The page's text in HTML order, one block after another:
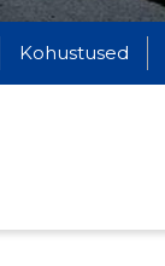
Kohustused